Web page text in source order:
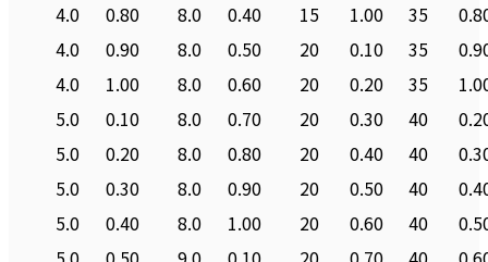
4.0
0.80 8.0 0.40 15 1.00 35
4.0
0.90 8.0 0.50 20 0.10 35
4.0
1.00 8.0 0.60 20 0.20 35
5.0
0.10 8.0 0.70 20 0.30 40
5.0
0.20 8.0 0.80 20 0.40 40
5.0
0.30 8.0 0.90 20 0.50 40
5.0
0.40 8.0 1.00 20 0.60 40